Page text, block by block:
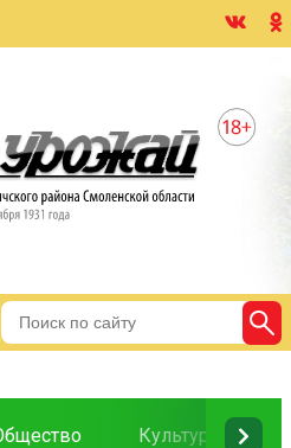
Культура